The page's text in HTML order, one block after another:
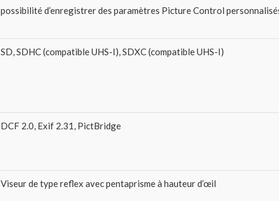
possibilité d’enregistrer des paramètres Picture Control
SD, SDHC (compatible UHS-I), SDXC (compatible UHS-I)
DCF 2.0, Exif 2.31, PictBridge
Viseur de type reflex avec pentaprisme à hauteur d’œil